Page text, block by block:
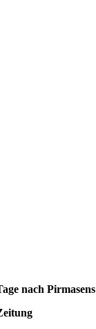
nach Pirmasens